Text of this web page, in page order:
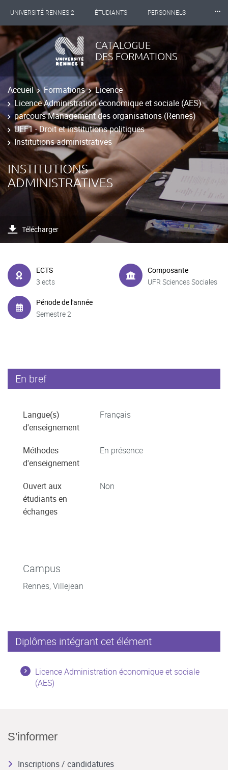
UNIVERSITÉ RENNES 2 ÉTUDIANTS PERSONNELS
INTERNATIONAL PROFESSIONNELS BIBLIOTHÈQUES
LES NOUVELLES DE RENNES 2
⸱⸱⸱
CATALOGUE
DES FORMATIONS
Accueil Formations
Licence
Licence Administration économique et sociale (AES)
parcours Management des organisations (Rennes)
UEF1 - Droit et institutions politiques
Institutions administratives
INSTITUTIONS
ADMINISTRATIVES
Télécharger
ECTS
3 ects
Composante
UFR Sciences Sociales
Période de l'année
Semestre 2
En bref
Langue(s)
d'enseignement
Français
Méthodes
d'enseignement
En présence
Ouvert aux
étudiants en
échanges
Non
Campus
Rennes, Villejean
Diplômes intégrant cet élément
Licence Administration économique et sociale
(AES)
S'informer
Inscriptions / candidatures